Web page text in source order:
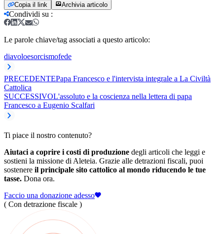
Copia il link Archivia articolo
Condividi su :
Le parole chiave/tag associati a questo articolo:
diavoloesorcismofede
PRECEDENTEPapa Francesco e l'intervista integrale a La Civiltà
Cattolica
SUCCESSIVOL'assoluto e la coscienza nella lettera di papa
Francesco a Eugenio Scalfari
Ti piace il nostro contenuto?
Aiutaci a coprire i costi di produzione degli articoli che leggi e
sostieni la missione di Aleteia. Grazie alle detrazioni fiscali, puoi
sostenere il principale sito cattolico al mondo riducendo le tue
tasse. Dona ora.
Faccio una donazione adesso
( Con detrazione fiscale )